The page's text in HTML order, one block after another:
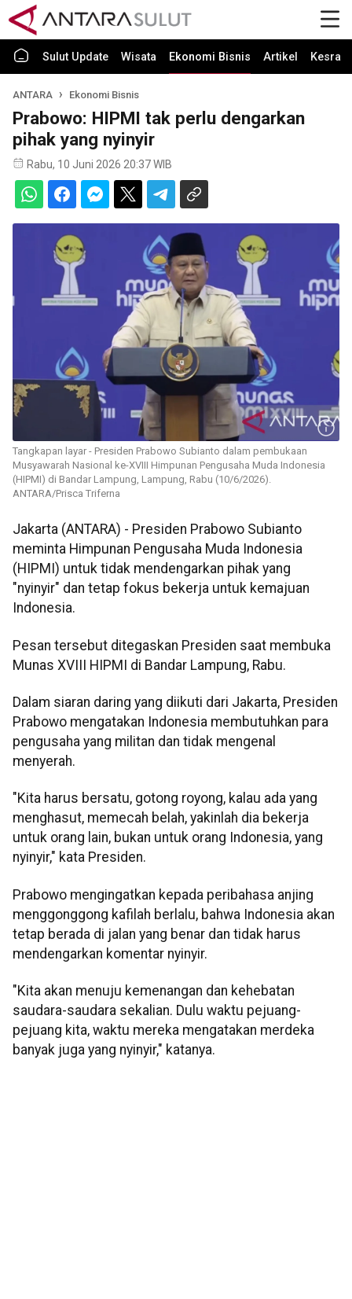
Sulut Update Wisata Ekonomi Bisnis Artikel Kesra
ANTARA Ekonomi Bisnis
Prabowo: HIPMI tak perlu dengarkan
pihak yang nyinyir
Rabu, 10 Juni 2026 20:37 WIB
Tangkapan layar - Presiden Prabowo Subianto dalam pembukaan
Musyawarah Nasional ke-XVIII Himpunan Pengusaha Muda Indonesia
(HIPMI) di Bandar Lampung, Lampung, Rabu (10/6/2026).
ANTARA/Prisca Triferna
Jakarta (ANTARA) - Presiden Prabowo Subianto
meminta Himpunan Pengusaha Muda Indonesia
(HIPMI) untuk tidak mendengarkan pihak yang
"nyinyir" dan tetap fokus bekerja untuk kemajuan
Indonesia.
Pesan tersebut ditegaskan Presiden saat membuka
Munas XVIII HIPMI di Bandar Lampung, Rabu.
Dalam siaran daring yang diikuti dari Jakarta, Presiden
Prabowo mengatakan Indonesia membutuhkan para
pengusaha yang militan dan tidak mengenal
menyerah.
"Kita harus bersatu, gotong royong, kalau ada yang
menghasut, memecah belah, yakinlah dia bekerja
untuk orang lain, bukan untuk orang Indonesia, yang
nyinyir," kata Presiden.
Prabowo mengingatkan kepada peribahasa anjing
menggonggong kafilah berlalu, bahwa Indonesia akan
tetap berada di jalan yang benar dan tidak harus
mendengarkan komentar nyinyir.
"Kita akan menuju kemenangan dan kehebatan
saudara-saudara sekalian. Dulu waktu pejuang-
pejuang kita, waktu mereka mengatakan merdeka
banyak juga yang nyinyir," katanya.